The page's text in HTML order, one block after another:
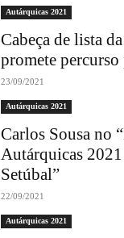
Autárquicas 2021
Cabeça de lista
promete percurso
23/09/2021
Autárquicas 2021
Carlos Sousa no
Autárquicas
Setúbal”
22/09/2021
Autárquicas 2021